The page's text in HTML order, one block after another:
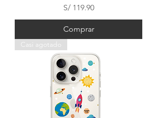
Precio
S/ 119.90
Comprar
Casi agotado